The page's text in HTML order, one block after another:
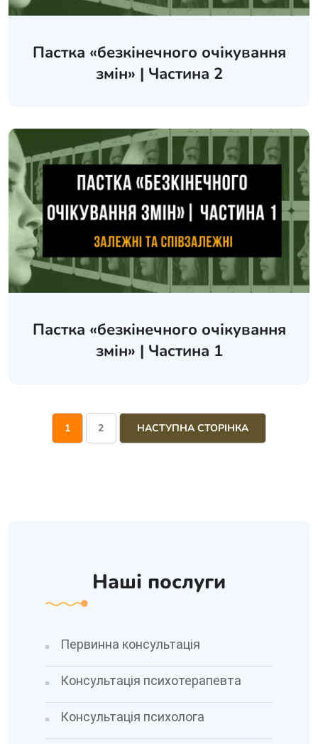
Пастка «безкінечного очікування
змін» | Частина 2
Пастка «безкінечного очікування
змін» | Частина 1
1 2 НАСТУПНА СТОРІНКА
Наші послуги
Первинна консультація
Консультація психотерапевта
Консультація психолога